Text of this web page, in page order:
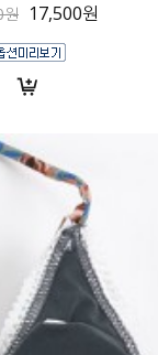
17,500원